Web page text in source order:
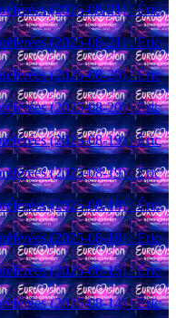
(2025-08-21) : Éric
(2025-08-21) : Éric
(2025-08-20) : Éric
(2025-08-20) : Éric
(2025-08-19) : Éric
(2025-08-19) : Éric
(2025-08-18) : Éric
(2025-08-18) : Éric
(2025-08-15) : Éric
(2025-08-14) : Éric